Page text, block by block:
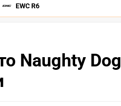
EWC R6
Naughty Dog